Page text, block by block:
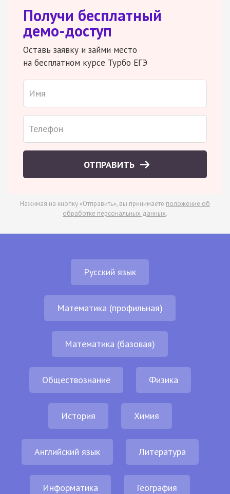
Получи бесплатный
демо-доступ
Оставь заявку и займи место
на бесплатном курсе Турбо ЕГЭ
ОТПРАВИТЬ
Нажимая на кнопку «Отправить», вы принимаете положение об
обработке персональных данных.
Русский язык
Математика (профильная)
Математика (базовая)
Обществознание Физика
История Химия
Английский язык Литература
Информатика География